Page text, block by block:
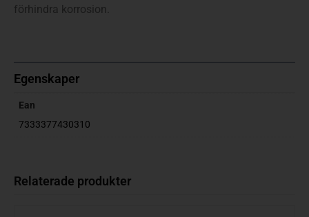
förhindra korrosion.
Egenskaper
Ean
7333377430310
Relaterade produkter